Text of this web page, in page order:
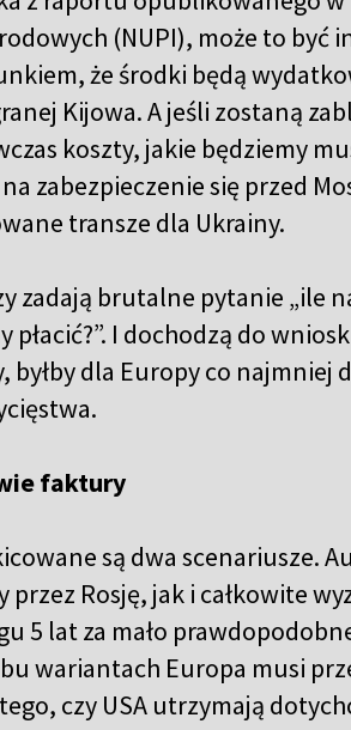
(NUPI), może to być
że środki będą
Kijowa. A jeśli zostaną
koszty, jakie będziemy
zabezpieczenie się przed
transze dla Ukrainy.
zadają brutalne pytanie „ile
płacić?”. I dochodzą do
byłby dla Europy co
faktury
są dwa scenariusze.
przez Rosję, jak i całkowite
5 lat za mało
wariantach Europa musi
czy USA utrzymają